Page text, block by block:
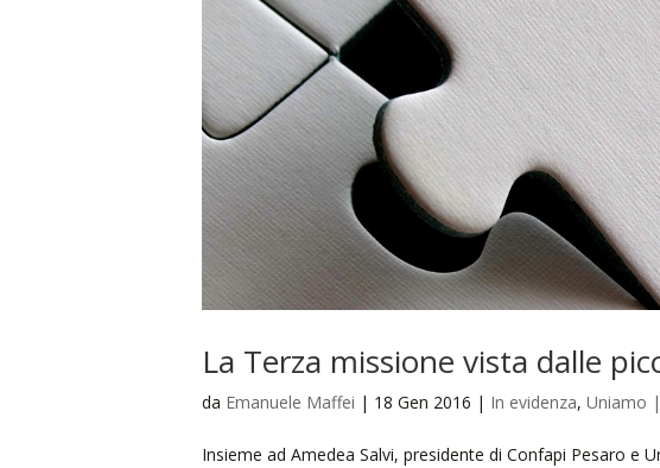
La Terza missione vista dalle
da Emanuele Maffei | 18 Gen 2016 | In evidenza, Uniamo
Insieme ad Amedea Salvi, presidente di Confapi Pesaro e